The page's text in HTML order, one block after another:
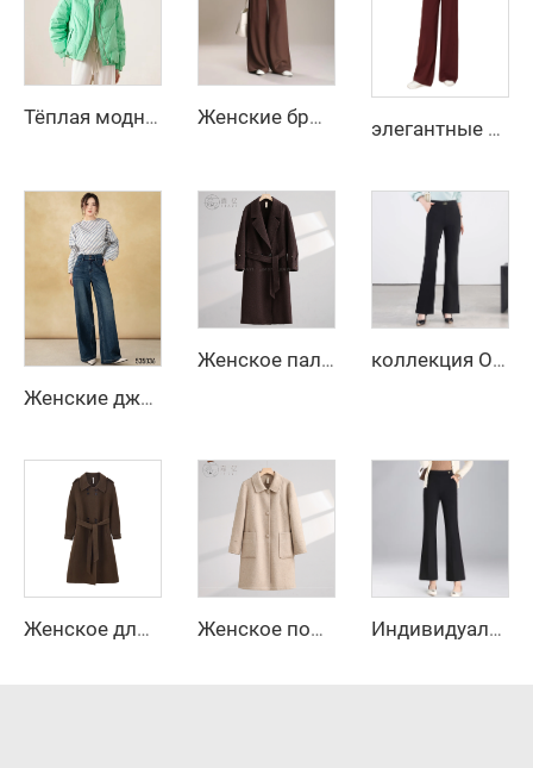
Тёплая модная водонепроницаемая женская пуховая куртка, наклонный карман, простой стоячий воротник, без капюшона, длинная пуховая куртка для женщин Женские брюки с высокой и средней посадкой, офисные брюки, широкие прямые длинные брюки на осень-зиму
элегантные женские узкие брюки 2025, удобные повседневные длинные брюки из флисового материала с эластичными карманами и логотипом
Женские джинсы осеннего уличного стиля с высокой талией, широкими штанинами, расклешенные, с длинными рукавами, застежкой-молнией, устойчивые к морщинам
Женское пальто из высококачественной зимней шерсти на заказ, длинное, с двумя пуговицами и поясом, элегантный стиль, декоративные пуговицы коллекция Осень-Зима 2025 — новые свободные прямые повседневные брюки с высокой талией, размер — облегающий крой с однотонным рисунком
Женское длинное двустороннее однотонное шерстяное пальто с поясом, зимнее двубортное тренч-пальто из кашемира и шерсти Женское повседневное пальто из шерсти приталенного кроя, однотонная теплая куртка с длинными рукавами на осень и зиму, свободное пальто — акция по случаю сырьевой обработки Индивидуальные расклешенные брюки с широкими штанинами для женщин, повседневные рабочие брюки